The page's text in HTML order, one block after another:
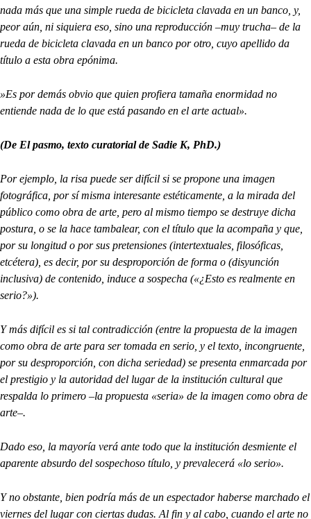
nada más que una simple rueda de bicicleta clavada en un banco, y,
peor aún, ni siquiera eso, sino una reproducción –muy trucha– de la
rueda de bicicleta clavada en un banco por otro, cuyo apellido da
título a esta obra epónima.
»Es por demás obvio que quien profiera tamaña enormidad no
entiende nada de lo que está pasando en el arte actual».
(De El pasmo, texto curatorial de Sadie K, PhD.)
Por ejemplo, la risa puede ser difícil si se propone una imagen
fotográfica, por sí misma interesante estéticamente, a la mirada del
público como obra de arte, pero al mismo tiempo se destruye dicha
postura, o se la hace tambalear, con el título que la acompaña y que,
por su longitud o por sus pretensiones (intertextuales, filosóficas,
etcétera), es decir, por su desproporción de forma o (disyunción
inclusiva) de contenido, induce a sospecha («¿Esto es realmente en
serio?»).
Y más difícil es si tal contradicción (entre la propuesta de la imagen
como obra de arte para ser tomada en serio, y el texto, incongruente,
por su desproporción, con dicha seriedad) se presenta enmarcada por
el prestigio y la autoridad del lugar de la institución cultural que
respalda lo primero –la propuesta «seria» de la imagen como obra de
arte–.
Dado eso, la mayoría verá ante todo que la institución desmiente el
aparente absurdo del sospechoso título, y prevalecerá «lo serio».
Y no obstante, bien podría más de un espectador haberse marchado el
viernes del lugar con ciertas dudas. Al fin y al cabo, cuando el arte no